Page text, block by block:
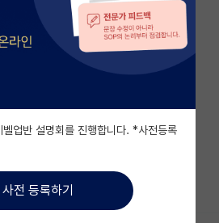
)
게시판
업반 설명회를 진행합니다. *사전등록
사전 등록하기